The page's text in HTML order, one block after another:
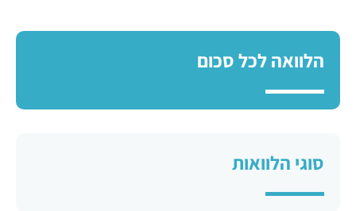
הלוואה לכל סכום
סוגי הלוואות